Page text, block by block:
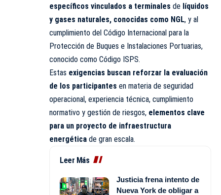
específicos vinculados a terminales de líquidos
y gases naturales, conocidas como NGL, y al
cumplimiento del Código Internacional para la
Protección de Buques e Instalaciones Portuarias,
conocido como Código ISPS.
Estas exigencias buscan reforzar la evaluación
de los participantes en materia de seguridad
operacional, experiencia técnica, cumplimiento
normativo y gestión de riesgos, elementos clave
para un proyecto de infraestructura
energética de gran escala.
Leer Más
Justicia frena intento de
Nueva York de obligar a